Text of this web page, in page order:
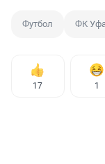
Футбол ФК
17 1